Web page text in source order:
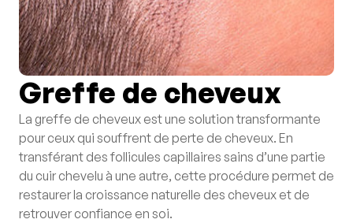
Greffe de cheveux
La greffe de cheveux est une solution transformante
pour ceux qui souffrent de perte de cheveux. En
transférant des follicules capillaires sains d’une partie
du cuir chevelu à une autre, cette procédure permet de
restaurer la croissance naturelle des cheveux et de
retrouver confiance en soi.